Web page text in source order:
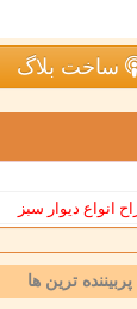
ساخت بلاگ
انواع دیوار سبز
پربیننده ترین ها